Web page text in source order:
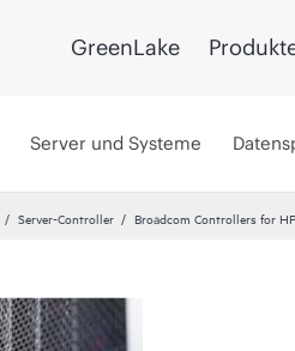
GreenLake
Server und Systeme
Server-Controller Broadcom Controllers for